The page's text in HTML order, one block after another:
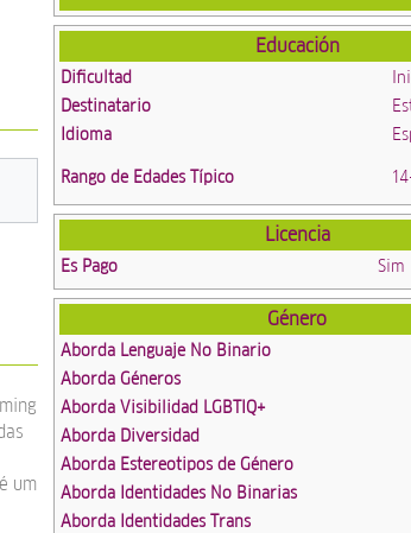
Educación
Dificultad
Destinatario
Idioma
Rango de Edades Típico
Licencia
Es Pago Sim
Género
Aborda Lenguaje No Binario
Aborda Géneros
Aborda Visibilidad LGBTIQ+
Aborda Diversidad
Aborda Estereotipos de Género
Aborda Identidades No Binarias
Aborda Identidades Trans
um